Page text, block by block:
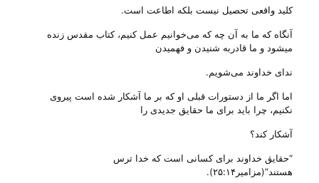
کلید واقعی‌ تحصیل نیست بلکه اطاعت است.
آنگاه که ما به آن چه که می‌خوانیم عمل کنیم، کتاب مقدس زنده
میشود و ما قادربه شنیدن و فهمیدن
ندای خداوند می‌شویم.
اما اگر ما از دستورات قبلی او که بر ما آشکار شده است پیروی
نکنیم، چرا باید برای ما حقایق جدیدی را
آشکار کند؟
“حقایق خداوند برای کسانی‌ است که خدا ترس
هستند”(مزامیر۲۵:۱۴).